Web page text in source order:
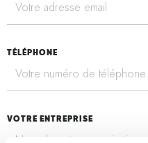
TÉLÉPHONE
VOTRE ENTREPRISE